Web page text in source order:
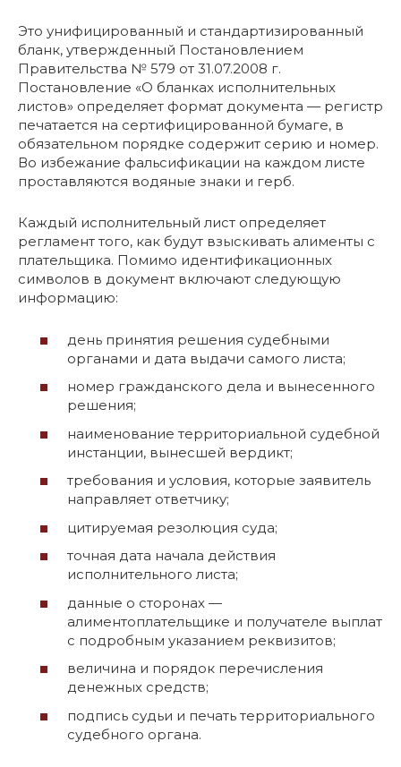
Это унифицированный и стандартизированный
бланк, утвержденный Постановлением
Правительства № 579 от 31.07.2008 г.
Постановление «О бланках исполнительных
листов» определяет формат документа — регистр
печатается на сертифицированной бумаге, в
обязательном порядке содержит серию и номер.
Во избежание фальсификации на каждом листе
проставляются водяные знаки и герб.
Каждый исполнительный лист определяет
регламент того, как будут взыскивать алименты с
плательщика. Помимо идентификационных
символов в документ включают следующую
информацию:
день принятия решения судебными
органами и дата выдачи самого листа;
номер гражданского дела и вынесенного
решения;
наименование территориальной судебной
инстанции, вынесшей вердикт;
требования и условия, которые заявитель
направляет ответчику;
цитируемая резолюция суда;
точная дата начала действия
исполнительного листа;
данные о сторонах —
алиментоплательщике и получателе выплат
с подробным указанием реквизитов;
величина и порядок перечисления
денежных средств;
подпись судьи и печать территориального
судебного органа.